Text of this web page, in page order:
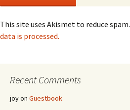
This site uses Akismet to reduce spam.
data is processed.
Recent Comments
joyon Guestbook